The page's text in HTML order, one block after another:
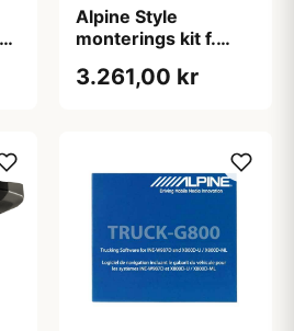
Alpine Style
monterings kit f.
3.261,00 kr